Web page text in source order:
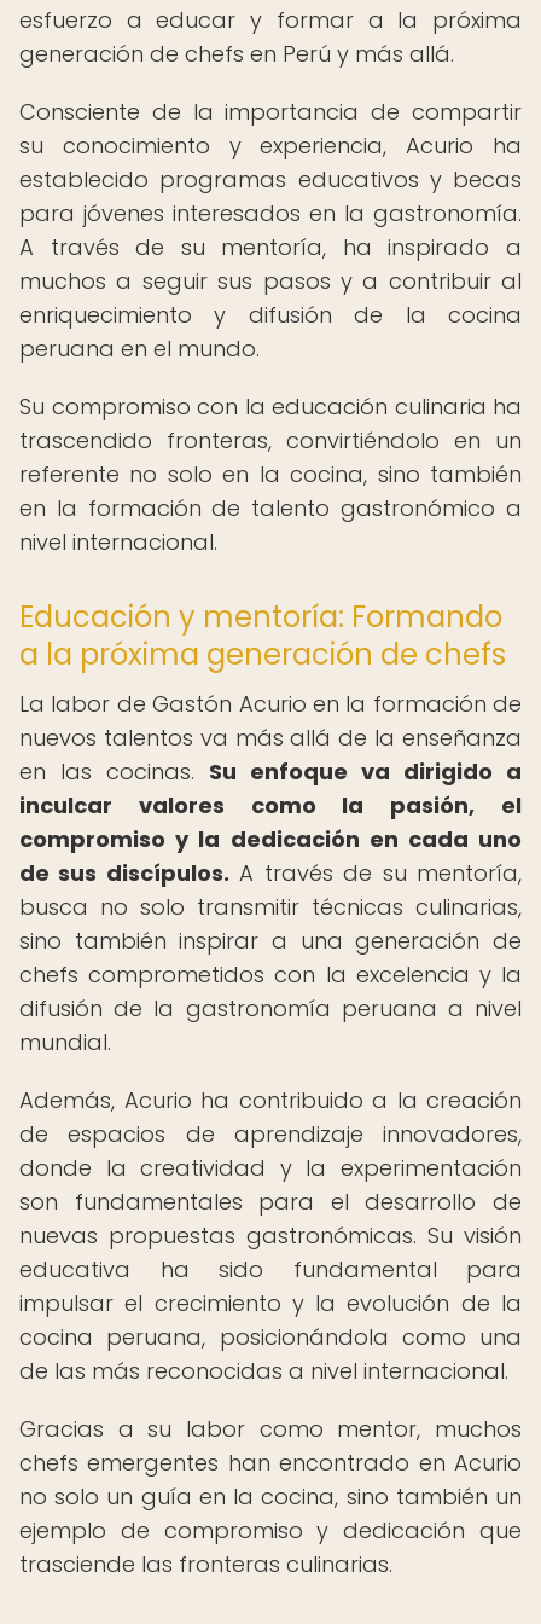
esfuerzo a educar y formar a la próxima
generación de chefs en Perú y más allá.
Consciente de la importancia de compartir
su conocimiento y experiencia, Acurio ha
establecido programas educativos y becas
para jóvenes interesados en la gastronomía.
A través de su mentoría, ha inspirado a
muchos a seguir sus pasos y a contribuir al
enriquecimiento y difusión de la cocina
peruana en el mundo.
Su compromiso con la educación culinaria ha
trascendido fronteras, convirtiéndolo en un
referente no solo en la cocina, sino también
en la formación de talento gastronómico a
nivel internacional.
Educación y mentoría: Formando
a la próxima generación de chefs
La labor de Gastón Acurio en la formación de
nuevos talentos va más allá de la enseñanza
en las cocinas. Su enfoque va dirigido a
inculcar valores como la pasión, el
compromiso y la dedicación en cada uno
de sus discípulos. A través de su mentoría,
busca no solo transmitir técnicas culinarias,
sino también inspirar a una generación de
chefs comprometidos con la excelencia y la
difusión de la gastronomía peruana a nivel
mundial.
Además, Acurio ha contribuido a la creación
de espacios de aprendizaje innovadores,
donde la creatividad y la experimentación
son fundamentales para el desarrollo de
nuevas propuestas gastronómicas. Su visión
educativa ha sido fundamental para
impulsar el crecimiento y la evolución de la
cocina peruana, posicionándola como una
de las más reconocidas a nivel internacional.
Gracias a su labor como mentor, muchos
chefs emergentes han encontrado en Acurio
no solo un guía en la cocina, sino también un
ejemplo de compromiso y dedicación que
trasciende las fronteras culinarias.